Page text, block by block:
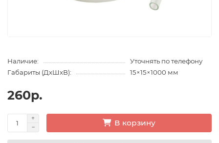
Наличие:
Уточнять по телефону
Габариты (ДхШхВ):
15×15×1000 мм
260р.
В корзину